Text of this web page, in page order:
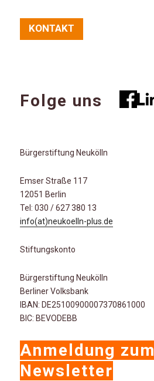
KONTAKT
Folge uns
Bürgerstiftung Neukölln
Emser Straße 117
12051 Berlin
Tel: 030 / 627 380 13
info(at)neukoelln-plus.de
Stiftungskonto
Bürgerstiftung Neukölln
Berliner Volksbank
IBAN: DE25100900007370861000
BIC: BEVODEBB
Anmeldung zum
Newsletter